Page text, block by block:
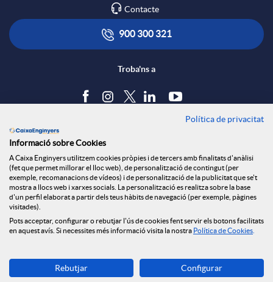
x
S
o
c
i
i
c
i
o
n
ó
a
l
a
d
Contacte
900 300 321
Troba'ns a
Política de cookies
Avís legal
Seguretat Online
Canal denúncies
Descarrega-la ara
Banca MOBILE
Política de privacitat
Informació sobre Cookies
A Caixa Enginyers utilitzem cookies pròpies i de tercers amb finalitats d'anàlisi
(fet que permet millorar el lloc web), de personalització de contingut (per
exemple, recomanacions de vídeos) i de personalització de la publicitat que se't
mostra a llocs web i xarxes socials. La personalització es realitza sobre la base
d'un perfil elaborat a partir dels teus hàbits de navegació (per exemple, pàgines
visitades).
Pots acceptar, configurar o rebutjar l'ús de cookies fent servir els botons facilitats
en aquest avís. Si necessites més informació visita la nostra Política de Cookies
Rebutjar Configurar